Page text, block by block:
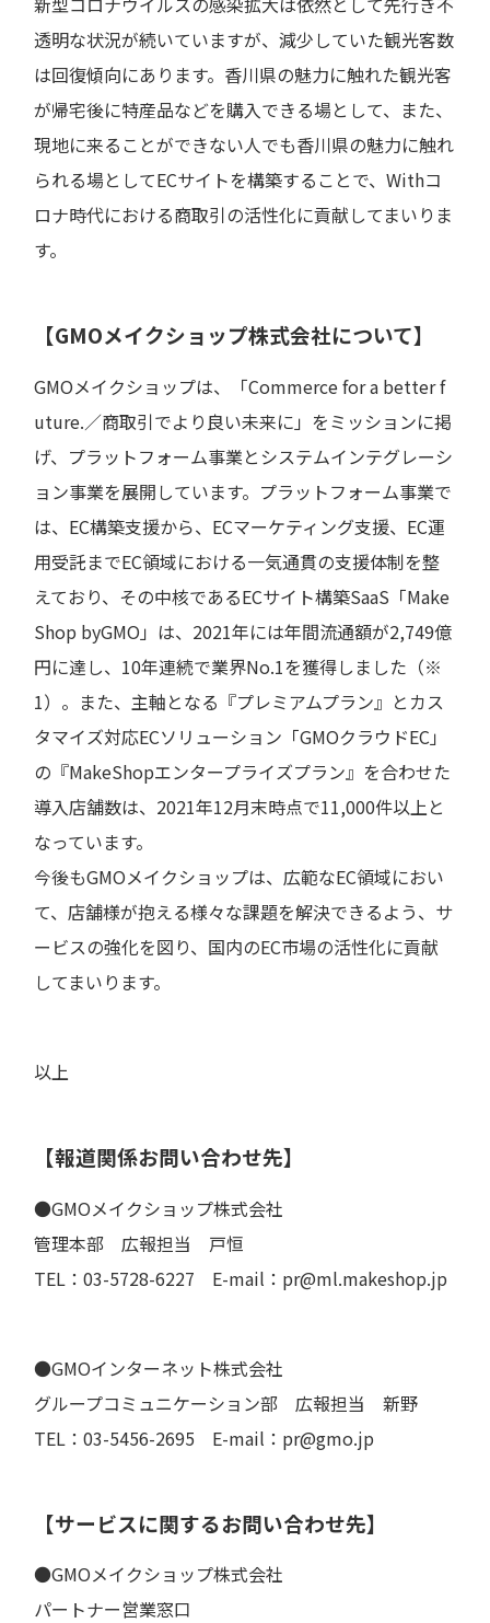
透明な状況が続いていますが、減少していた観光客数
は回復傾向にあります。香川県の魅力に触れた観光客
が帰宅後に特産品などを購入できる場として、また、
現地に来ることができない人でも香川県の魅力に触れ
られる場としてECサイトを構築することで、Withコ
ロナ時代における商取引の活性化に貢献してまいりま
す。
【GMOメイクショップ株式会社について】
GMOメイクショップは、「Commerce for a better f
uture.／商取引でより良い未来に」をミッションに掲
げ、プラットフォーム事業とシステムインテグレーシ
ョン事業を展開しています。プラットフォーム事業で
は、EC構築支援から、ECマーケティング支援、EC運
用受託までEC領域における一気通貫の支援体制を整
えており、その中核であるECサイト構築SaaS「Make
Shop byGMO」は、2021年には年間流通額が2,749億
円に達し、10年連続で業界No.1を獲得しました（※
1）。また、主軸となる『プレミアムプラン』とカス
タマイズ対応ECソリューション「GMOクラウドEC」
の『MakeShopエンタープライズプラン』を合わせた
導入店舗数は、2021年12月末時点で11,000件以上と
なっています。
今後もGMOメイクショップは、広範なEC領域におい
て、店舗様が抱える様々な課題を解決できるよう、サ
ービスの強化を図り、国内のEC市場の活性化に貢献
してまいります。
以上
【報道関係お問い合わせ先】
●GMOメイクショップ株式会社
管理本部 広報担当 戸恒
TEL：03-5728-6227 E-mail：pr@ml.makeshop.jp
●GMOインターネット株式会社
グループコミュニケーション部 広報担当 新野
TEL：03-5456-2695 E-mail：pr@gmo.jp
【サービスに関するお問い合わせ先】
●GMOメイクショップ株式会社
パートナー営業窓口